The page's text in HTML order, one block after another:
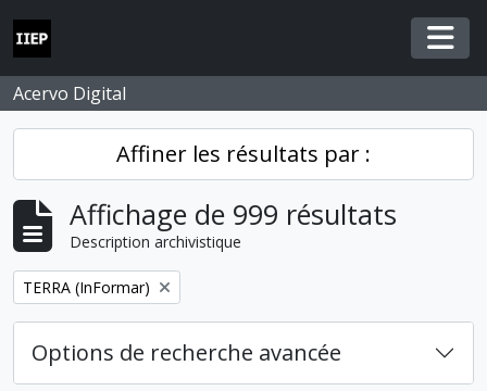
Skip to main content
Acervo Digital
Affiner les résultats par :
Affichage de 999 résultats
Description archivistique
Remove filter:
TERRA (InFormar)
Options de recherche avancée